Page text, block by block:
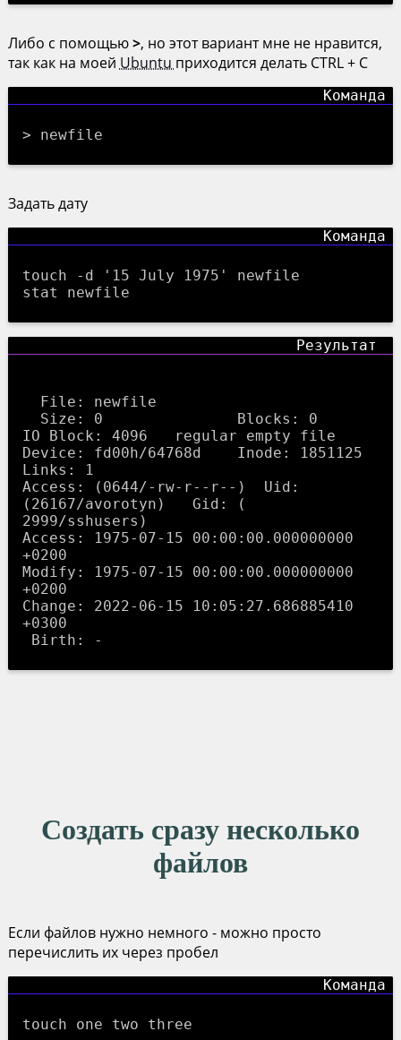
Либо с помощью>, но этот вариант мне не нравится,
так как на моей Ubuntu приходится делать CTRL + C
> newfile
Задать дату
touch -d '15 July 1975' newfile
stat newfile
IO Block: 4096   regular empty file
Device: fd00h/64768d	Inode: 1851125
Links: 1
Access: (0644/-rw-r--r--)  Uid:
(26167/avorotyn)   Gid: (
2999/sshusers)
Access: 1975-07-15 00:00:00.000000000
+0200
Modify: 1975-07-15 00:00:00.000000000
+0200
Change: 2022-06-15 10:05:27.686885410
+0300
Создать сразу несколько
файлов
Если файлов нужно немного - можно просто
перечислить их через пробел
touch one two three